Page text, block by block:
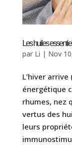
Les huiles
par Li | Nov
L’hiver
énergétique
rhumes, nez
vertus des
leurs